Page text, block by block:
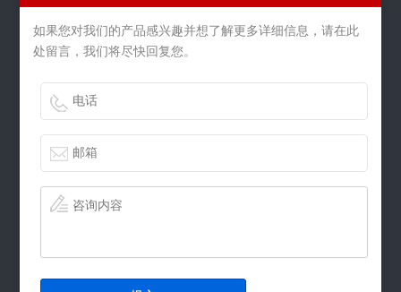
如果您对我们的产品感兴趣并想了解更多详细信息，请在此
处留言，我们将尽快回复您。